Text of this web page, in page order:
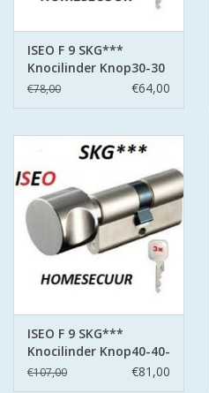
ISEO F9 ANTIKERNTREK IN
IEDERE GEWENSTE MAAT MET
GEWONE SLEUTELS MET
CERTIFICAAT SKG***
CILINDERS OPEN JE SLOT MET
TELEFOON OF CLICKER WIFI
AFSTAND.
KIJK EENS ROND LEUKE
DEURSCHILDEN VOOR
BUITEN
ISEO F 9 SKG***
Knocilinder Knop30-30
3 sleutels
€78,00 €64,00
ISEO F 9 SKG***
Knocilinder Knop40-40-
3- sleutels
€107,00 €81,00